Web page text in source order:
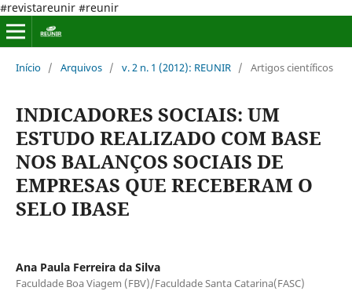
#revistareunir #reunir
Início / Arquivos / v. 2 n. 1 (2012): REUNIR / Artigos científicos
INDICADORES SOCIAIS: UM
ESTUDO REALIZADO COM BASE
NOS BALANÇOS SOCIAIS DE
EMPRESAS QUE RECEBERAM O
SELO IBASE
Ana Paula Ferreira da Silva
Faculdade Boa Viagem (FBV)/Faculdade Santa Catarina(FASC)